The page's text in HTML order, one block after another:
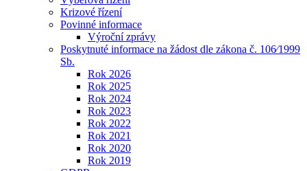
Krizové řízení
Povinné informace
Výroční zprávy
Poskytnuté informace na žádost dle zákona č. 106⁄1999
Sb.
Rok 2026
Rok 2025
Rok 2024
Rok 2023
Rok 2022
Rok 2021
Rok 2020
Rok 2019